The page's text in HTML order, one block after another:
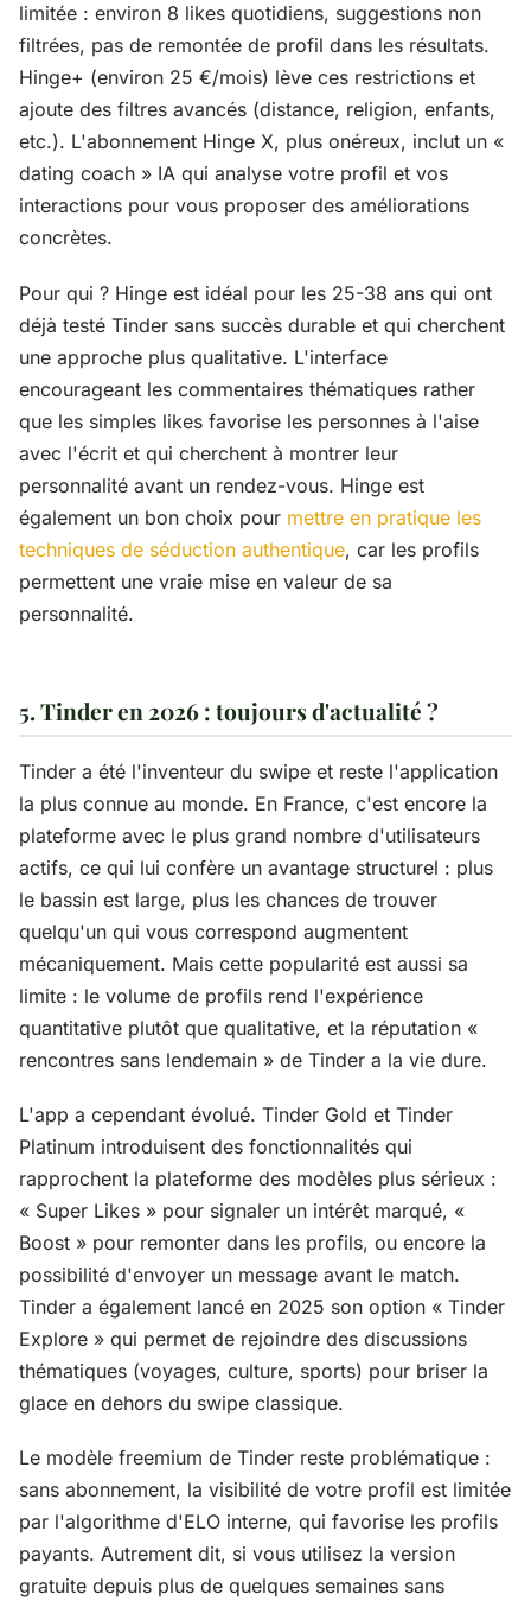
limitée : environ 8 likes quotidiens, suggestions non
filtrées, pas de remontée de profil dans les résultats.
Hinge+ (environ 25 €/mois) lève ces restrictions et
ajoute des filtres avancés (distance, religion, enfants,
etc.). L'abonnement Hinge X, plus onéreux, inclut un «
dating coach » IA qui analyse votre profil et vos
interactions pour vous proposer des améliorations
concrètes.
Pour qui ? Hinge est idéal pour les 25-38 ans qui ont
déjà testé Tinder sans succès durable et qui cherchent
une approche plus qualitative. L'interface
encourageant les commentaires thématiques rather
que les simples likes favorise les personnes à l'aise
avec l'écrit et qui cherchent à montrer leur
personnalité avant un rendez-vous. Hinge est
également un bon choix pour mettre en pratique les
techniques de séduction authentique, car les profils
permettent une vraie mise en valeur de sa
personnalité.
5. Tinder en 2026 : toujours d'actualité ?
Tinder a été l'inventeur du swipe et reste l'application
la plus connue au monde. En France, c'est encore la
plateforme avec le plus grand nombre d'utilisateurs
actifs, ce qui lui confère un avantage structurel : plus
le bassin est large, plus les chances de trouver
quelqu'un qui vous correspond augmentent
mécaniquement. Mais cette popularité est aussi sa
limite : le volume de profils rend l'expérience
quantitative plutôt que qualitative, et la réputation «
rencontres sans lendemain » de Tinder a la vie dure.
L'app a cependant évolué. Tinder Gold et Tinder
Platinum introduisent des fonctionnalités qui
rapprochent la plateforme des modèles plus sérieux :
« Super Likes » pour signaler un intérêt marqué, «
Boost » pour remonter dans les profils, ou encore la
possibilité d'envoyer un message avant le match.
Tinder a également lancé en 2025 son option « Tinder
Explore » qui permet de rejoindre des discussions
thématiques (voyages, culture, sports) pour briser la
glace en dehors du swipe classique.
Le modèle freemium de Tinder reste problématique :
sans abonnement, la visibilité de votre profil est limitée
par l'algorithme d'ELO interne, qui favorise les profils
payants. Autrement dit, si vous utilisez la version
gratuite depuis plus de quelques semaines sans